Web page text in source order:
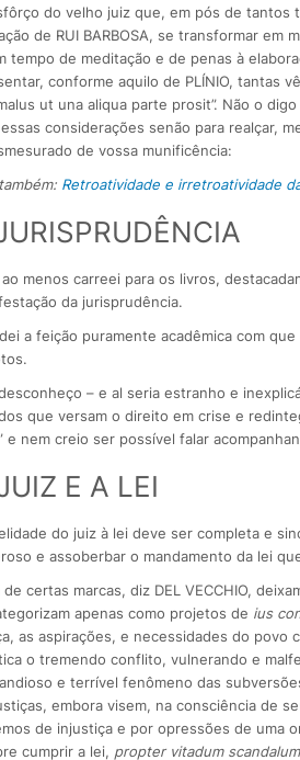
do velho juiz que, em pós de tantos
de RUI BARBOSA, se transformar
tempo de meditação e de penas à
conforme aquilo de PLÍNIO, tantas
ut una aliqua parte prosit”. Não o
considerações senão para realçar,
de vossa munificência:
Retroatividade e irretroatividade
ao menos carreei para os livros,
da jurisprudência.
a feição puramente acadêmica com
– e al seria estranho e
que versam o direito em crise e
e nem creio ser possível falar
E A LEI
do juiz à lei deve ser completa e
e assoberbar o mandamento da lei
de certas marcas, diz DEL VECCHIO,
apenas como projetos de ius
as aspirações, e necessidades do
o tremendo conflito, vulnerando e
e terrível fenômeno das
embora visem, na consciência de
de injustiça e por opressões de uma
cumprir a lei, propter vitadum